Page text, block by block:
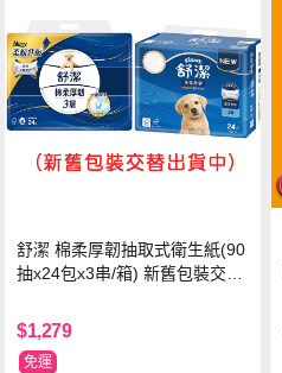
舒潔 棉柔厚韌抽取式衛生紙(90
抽x24包x3串/箱) 新舊包裝交替
$1,279
免運